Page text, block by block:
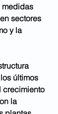
medidas
sectores
y la
últimos
crecimiento
la